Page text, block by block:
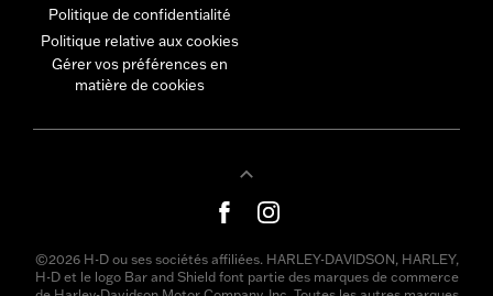
Politique de confidentialité
Politique relative aux cookies
Gérer vos préférences en
matière de cookies
©2026 H-D ou ses sociétés affiliées. HARLEY-DAVIDSON, HARLEY,
H-D et le logo Bar and Shield font partie des marques de commerce